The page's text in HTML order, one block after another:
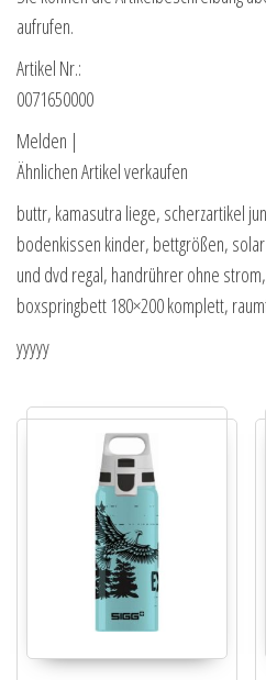
aufrufen.
Artikel Nr.:
0071650000
Melden |
Ähnlichen Artikel verkaufen
buttr, kamasutra liege, scherzartikel
bodenkissen kinder, bettgrößen,
und dvd regal, handrührer ohne
boxspringbett 180×200 komplett,
yyyyy